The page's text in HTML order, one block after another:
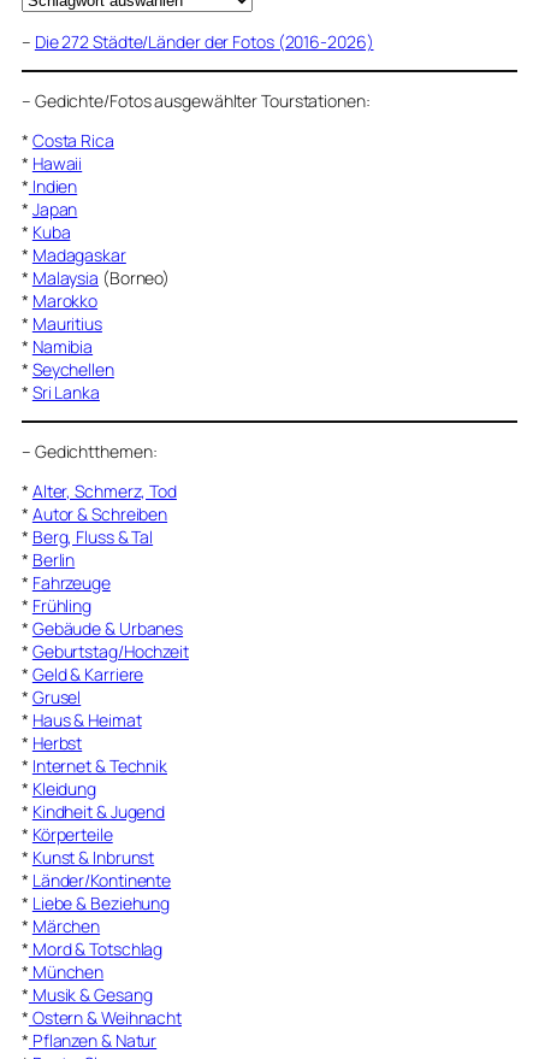
– Die 272 Städte/Länder der Fotos (2016-2026)
– Gedichte/Fotos ausgewählter Tourstationen:
* Costa Rica
* Hawaii
* Indien
* Japan
* Kuba
* Madagaskar
* Malaysia (Borneo)
* Marokko
* Mauritius
* Namibia
* Seychellen
* Sri Lanka
– Gedichtthemen:
* Alter, Schmerz, Tod
* Autor & Schreiben
* Berg, Fluss & Tal
* Berlin
* Fahrzeuge
* Frühling
* Gebäude & Urbanes
* Geburtstag/Hochzeit
* Geld & Karriere
* Grusel
* Haus & Heimat
* Herbst
* Internet & Technik
* Kleidung
* Kindheit & Jugend
* Körperteile
* Kunst & Inbrunst
* Länder/Kontinente
* Liebe & Beziehung
* Märchen
* Mord & Totschlag
* München
* Musik & Gesang
* Ostern & Weihnacht
* Pflanzen & Natur